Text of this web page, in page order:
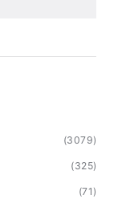
(3079)
(325)
(71)